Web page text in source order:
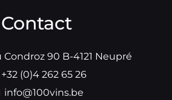
Contact
90 B-4121 Neupré
+32 (0)4 262 65 26
info@100vins.be